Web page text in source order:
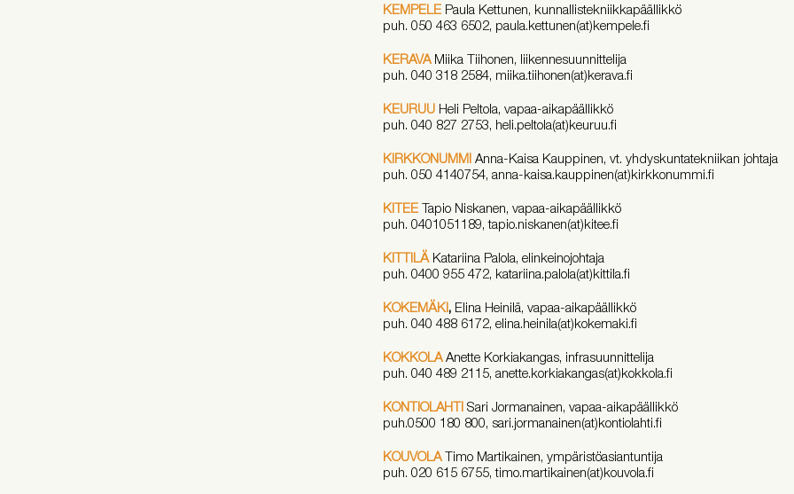
KEMPELE Paula Kettunen, kunnallistekniikkapäällikkö
puh. 050 463 6502, paula.kettunen(at)kempele.fi
KERAVAMiika Tiihonen, liikennesuunnittelija
puh. 040 318 2584, miika.tiihonen(at)kerava.fi
KEURUU Heli Peltola, vapaa-aikapäällikkö
puh. 040 827 2753, heli.peltola(at)keuruu.fi
KIRKKONUMMI Anna-Kaisa Kauppinen, vt. yhdyskuntatekniikan johtaja
puh. 050 4140754, anna-kaisa.kauppinen(at)kirkkonummi.fi
KITEE Tapio Niskanen, vapaa-aikapäällikkö
puh. 0401051189, tapio.niskanen(at)kitee.fi
KITTILÄKatariina Palola, elinkeinojohtaja
puh. 0400 955 472, katariina.palola(at)kittila.fi
KOKEMÄKI, Elina Heinilä, vapaa-aikapäällikkö
puh. 040 488 6172, elina.heinila(at)kokemaki.fi
KOKKOLAAnette Korkiakangas, infrasuunnittelija
puh. 040 489 2115, anette.korkiakangas(at)kokkola.fi
KONTIOLAHTI Sari Jormanainen, vapaa-aikapäällikkö
puh.0500 180 800, sari.jormanainen(at)kontiolahti.fi
KOUVOLATimo Martikainen, ympäristöasiantuntija
puh. 020 615 6755, timo.martikainen(at)kouvola.fi